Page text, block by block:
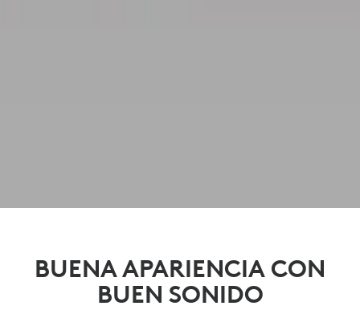
BUENA APARIENCIA CON
BUEN SONIDO